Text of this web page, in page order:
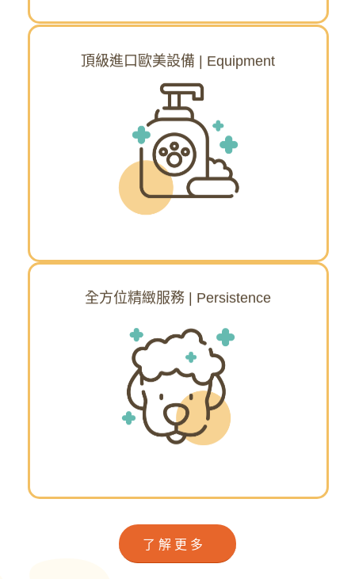
頂級進口歐美設備 | Equipment
挑選高端進口洗浴設備、洗劑及用料完完全
全給客戶保證，使用歐盟認證的天然溫和健
康洗劑、專業造型工具使用日本原裝進口的
直立式負離子吹風機與掃水機、美國進口專
業賽級針梳與義大利進口ISB柄梳與鬃毛梳以
及毛小孩使用的尿布則是小Baby用的親膚材
質，注重所有毛小孩的細節與感受，享有安
全方位精緻服務 | Persistence
全方位精緻服務
路比寵物優秀的美容師團隊，通過各大技術
鑑定，我們把毛小孩當作自己的家人，秉持
著專業用心、細心呵護照顧，讓每一位來
Luby Pet Spa的毛小孩們都能漂亮可愛、健
康開心成長。
了解更多